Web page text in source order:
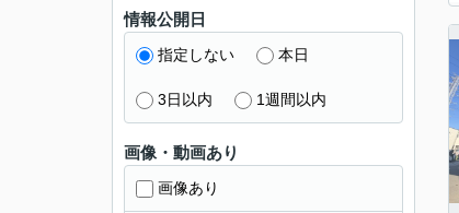
情報公開日
指定しない 本日
3日以内 1週間以内
画像・動画あり
画像あり